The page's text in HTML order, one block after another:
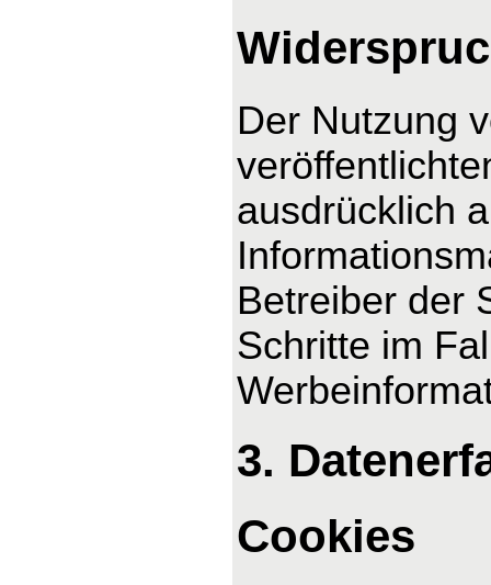
Der Nutzung
ausdrücklich
Betreiber der
Schritte im
3.
Cookies